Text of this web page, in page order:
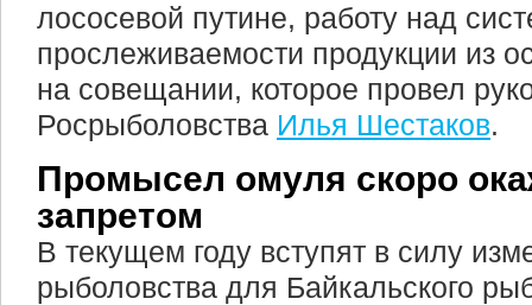
лососевой путине, работу над
прослеживаемости продукции из
на совещании, которое провел
Росрыболовства Илья Шестаков.
Промысел омуля скоро
запретом
В текущем году вступят в силу
рыболовства для Байкальского